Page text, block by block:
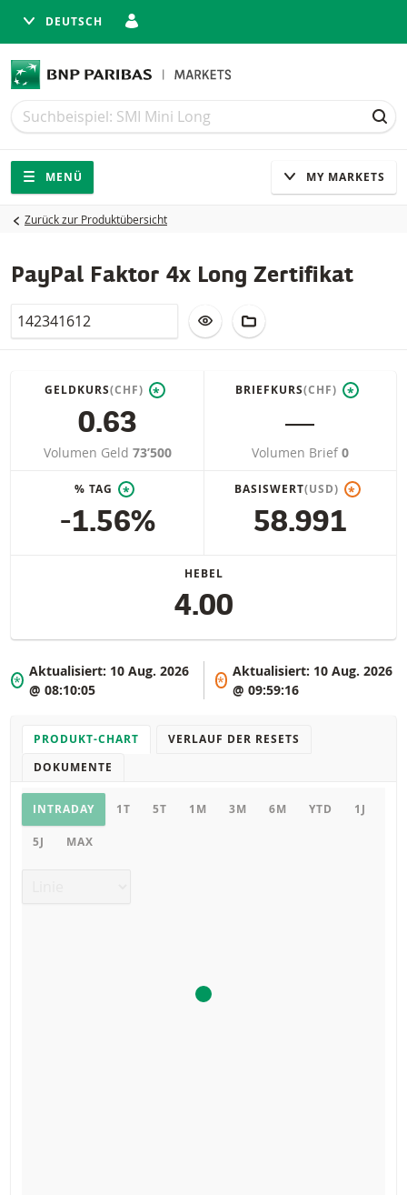
DEUTSCH
Suche
Suche
Navigation
Seitennavigation
MENÜ MY MARKETS
Zurück zur Produktübersicht
PayPal Faktor 4x Long Zertifikat
Valor ZUR WATCHLIST HINZUFÜGEN
GELDKURS(CHF) *
0.63
Volumen Geld 73’500
BRIEFKURS(CHF) *
―
Volumen Brief 0
% TAG *
-1.56%
BASISWERT(USD) *
58.991
HEBEL
4.00
*
Aktualisiert: 10 Aug. 2026
@ 08:10:05
*
Aktualisiert: 10 Aug. 2026
@ 09:59:16
PRODUKT-CHART
VERLAUF DER RESETS
DOKUMENTE
Chart
INTRADAY 1T 5T 1M 3M 6M YTD 1J
5J MAX